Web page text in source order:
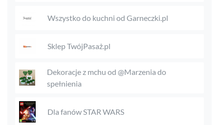
Wszystko do kuchni od Garneczki.pl
Sklep TwójPasaż.pl
Dekoracje z mchu od @Marzenia do
spełnienia
Dla fanów STAR WARS